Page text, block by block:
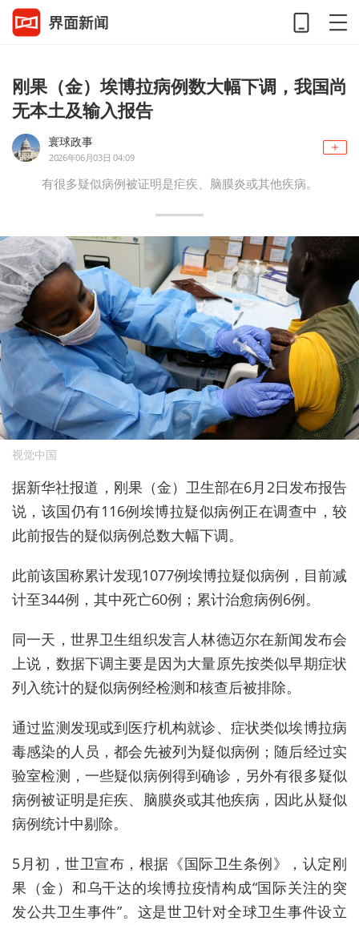
刚果（金）埃博拉病例数大幅下调，我国尚
无本土及输入报告
寰球政事
2026年06月03日 04:09
有很多疑似病例被证明是疟疾、脑膜炎或其他疾病。
视觉中国
据新华社报道，刚果（金）卫生部在6月2日发布报告
说，该国仍有116例埃博拉疑似病例正在调查中，较
此前报告的疑似病例总数大幅下调。
此前该国称累计发现1077例埃博拉疑似病例，目前减
计至344例，其中死亡60例；累计治愈病例6例。
同一天，世界卫生组织发言人林德迈尔在新闻发布会
上说，数据下调主要是因为大量原先按类似早期症状
列入统计的疑似病例经检测和核查后被排除。
通过监测发现或到医疗机构就诊、症状类似埃博拉病
毒感染的人员，都会先被列为疑似病例；随后经过实
验室检测，一些疑似病例得到确诊，另外有很多疑似
病例被证明是疟疾、脑膜炎或其他疾病，因此从疑似
病例统计中剔除。
5月初，世卫宣布，根据《国际卫生条例》，认定刚
果（金）和乌干达的埃博拉疫情构成“国际关注的突
发公共卫生事件”。这是世卫针对全球卫生事件设立